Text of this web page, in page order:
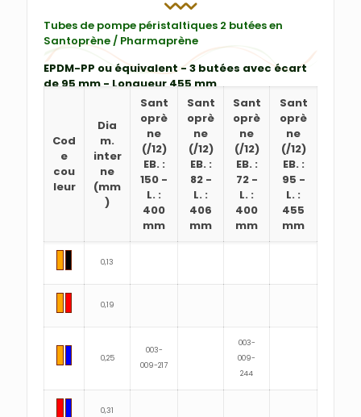
Tubes de pompe péristaltiques 2 butées en
Santoprène / Pharmaprène
EPDM-PP ou équivalent - 3 butées avec écart
de 95 mm - Longueur 455 mm
Cod
e
cou
leur
Dia
m.
inter
ne
(mm
)
Sant
oprè
ne
(/12)
EB. :
150 -
L. :
400
mm
Sant
oprè
ne
(/12)
EB. :
82-
L. :
406
mm
Sant
oprè
ne
(/12)
EB. :
72-
L. :
400
mm
Sant
oprè
ne
(/12)
EB. :
95 -
L. :
455
mm
0,13
0,19
0,25
003-
009-217
003-
009-
244
0,31